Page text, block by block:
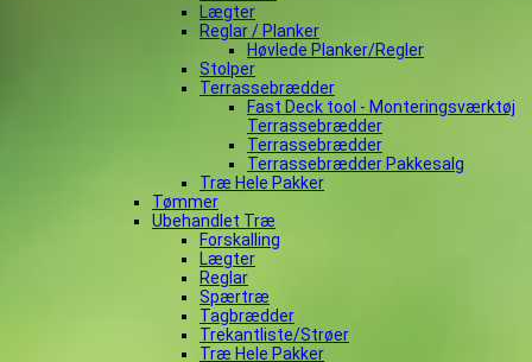
Lægter
Reglar / Planker
Høvlede Planker/Regler
Stolper
Terrassebrædder
Fast Deck tool - Monteringsværktøj
Terrassebrædder
Terrassebrædder
Terrassebrædder Pakkesalg
Træ Hele Pakker
Tømmer
Ubehandlet Træ
Forskalling
Lægter
Reglar
Spærtræ
Tagbrædder
Trekantliste/Strøer
Træ Hele Pakker